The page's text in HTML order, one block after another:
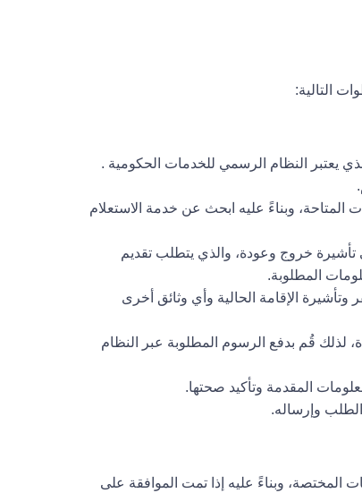
التالية:
يعتبر النظام الرسمي للخدمات الحكومية .
وبناءً عليه ابحث عن خدمة الاستعلام
خروج وعودة، والذي يتطلب تقديم
المطلوبة.
الإقامة الحالية وأي وثائق أخرى
قُم بدفع الرسوم المطلوبة عبر النظام
المقدمة وتأكيد صحتها.
وإرساله.
وبناءً عليه إذا تمت الموافقة على